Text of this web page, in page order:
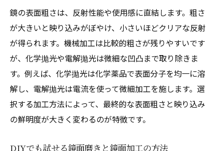
鏡の表面粗さは、反射性能や使用感に直結します。粗さ
が大きいと映り込みがぼやけ、小さいほどクリアな反射
が得られます。機械加工は比較的粗さが残りやすいです
が、化学拋光や電解拋光は微細な凹凸まで取り除きま
す。例えば、化学拋光は化学薬品で表面分子を均一に溶
解し、電解拋光は電流を使って微細加工を施します。選
択する加工方法によって、最終的な表面粗さと映り込み
の鮮明度が大きく変わるのが特徴です。
DIYでも試せる鏡面磨きと鏡面加工の方法